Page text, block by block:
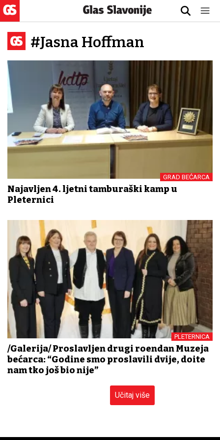
#Jasna Hoffman
GRAD BEĆARCA
Najavljen 4. ljetni tamburaški kamp u
Pleternici
PLETERNICA
/Galerija/ Proslavljen drugi rođendan Muzeja
bećarca: “Godine smo proslavili dvije, dođite
nam tko još bio nije”
Učitaj više